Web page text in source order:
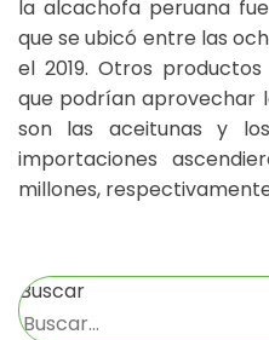
la alcachofa peruana
que se ubicó entre las
el 2019. Otros
que podrían aprovechar
son las aceitunas y
importaciones
millones,
Buscar